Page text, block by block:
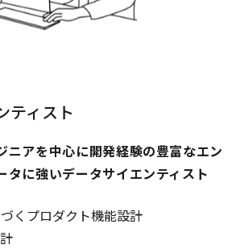
ティスト
ニアを中心に開発経験の豊富なエン
タに強いデータサイエンティスト
くプロダクト機能設計